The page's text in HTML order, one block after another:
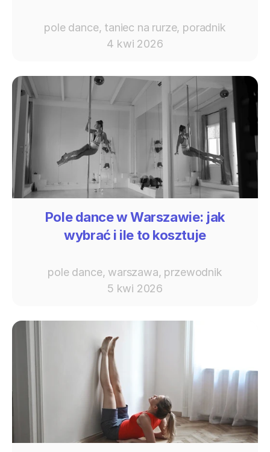
pole dance, taniec na rurze, poradnik
4 kwi 2026
Pole dance w Warszawie: jak
wybrać i ile to kosztuje
pole dance, warszawa, przewodnik
5 kwi 2026